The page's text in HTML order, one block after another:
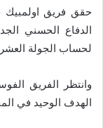
حقق فريق اولمبيك
الدفاع الحسني
لحساب الجولة
وانتظر الفريق
الهدف الوحيد في